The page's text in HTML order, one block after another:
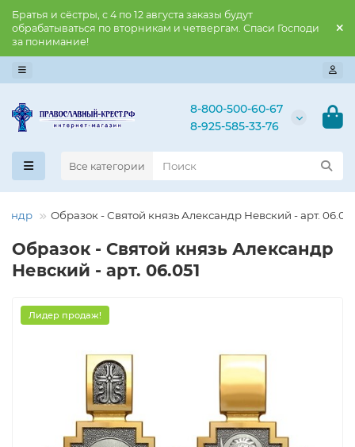
Братья и сёстры, с 4 по 12 августа заказы будут
обрабатываться по вторникам и четвергам. Спаси Господи
за понимание!
8-800-500-60-67
8-925-585-33-76
Все категории
Образок - Святой князь Александр Невский - арт. 06.051
Образок - Святой князь Александр
Невский - арт. 06.051
Лидер продаж!